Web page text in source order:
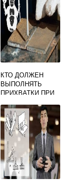
КТО ДОЛЖЕН
ВЫПОЛНЯТЬ
ПРИХВАТКИ ПРИ
ПОД СВАРКУ